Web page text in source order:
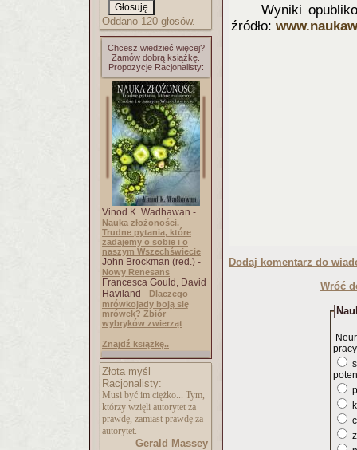
Oddano 120 głosów.
Chcesz wiedzieć więcej?
Zamów dobrą książkę.
Propozycje Racjonalisty:
Vinod K. Wadhawan -
Nauka złożoności.
Trudne pytania, które
zadajemy o sobie i o
naszym Wszechświecie
John Brockman (red.) -
Nowy Renesans
Francesca Gould, David
Haviland - Dlaczego
mrówkojady boją się
mrówek? Zbiór
wybryków zwierząt
Znajdź książkę..
Złota myśl
Racjonalisty:
Musi być im ciężko... Tym,
którzy wzięli autorytet za
prawdę, zamiast prawdę za
autorytet.
Gerald Massey
Wyniki
źródło:
Dodaj komentarz do
Wróć